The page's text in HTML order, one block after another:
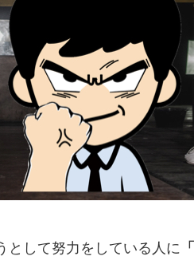
として努力をしている人に